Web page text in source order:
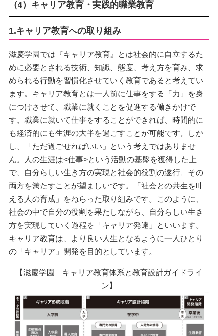
（4）キャリア教育・実践的職業教育
1.キャリア教育への取り組み
滋慶学園では『キャリア教育』とは社会的に自立するた
めに必要とされる技術、知識、態度、考え方を育み、求
められる行動を習慣化させていく教育であると考えてい
ます。キャリア教育とは一人前に仕事をする「力」を身
につけさせて、職業に就くことを促進する働きかけで
す。職業に就いて仕事をすることができれば、時間的に
も経済的にも生涯の大半を過ごすことが可能です。しか
し、「ただ過ごせればいい」という考えではありませ
ん。人の生涯は<仕事>という活動の基盤を獲得した上
で、自分らしい生き方の実現と社会的役割の遂行、その
両方を満たすことが望ましいです。「社会との共生を叶
える人の育成」をねらった取り組みです。このように、
社会の中で自分の役割を果たしながら、自分らしい生き
方を実現していく過程を「キャリア発達」といいます。
キャリア教育は、より良い人生となるように一人ひとり
の「キャリア」開発を目的としています。
【滋慶学園 キャリア教育体系と教育設計ガイドライ
ン】